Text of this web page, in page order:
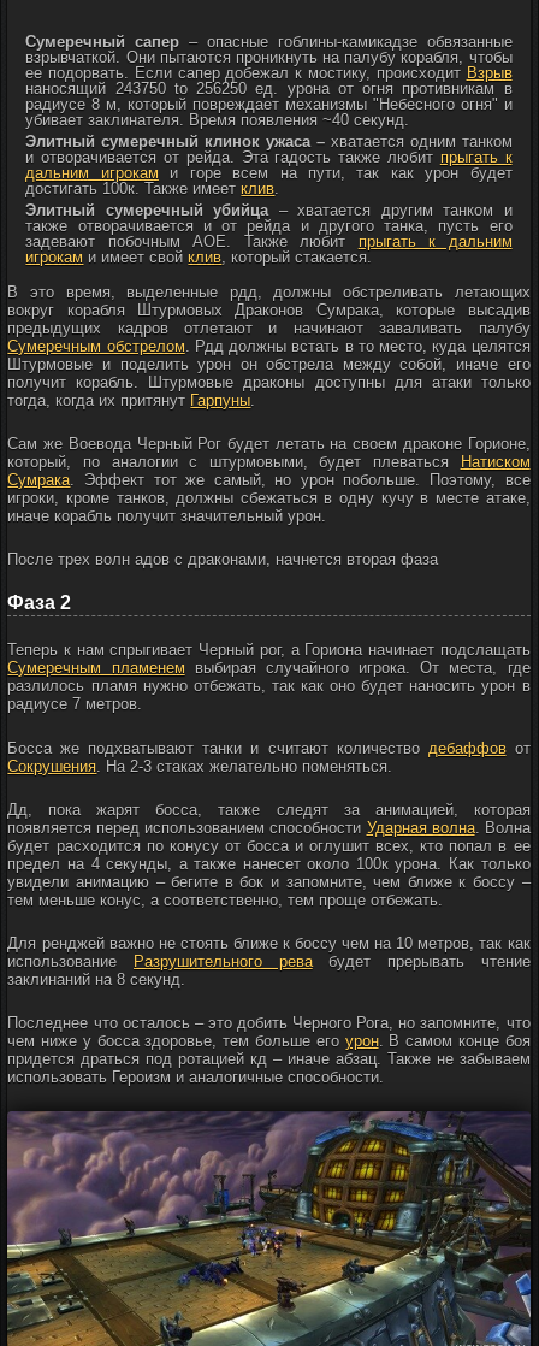
Сумеречный сапер – опасные гоблины-камикадзе обвязанные
взрывчаткой. Они пытаются проникнуть на палубу корабля, чтобы
ее подорвать. Если сапер добежал к мостику, происходит Взрыв
наносящий 243750 to 256250 ед. урона от огня противникам в
радиусе 8 м, который повреждает механизмы "Небесного огня" и
убивает заклинателя. Время появления ~40 секунд.
Элитный сумеречный клинок ужаса –хватается одним танком
и отворачивается от рейда. Эта гадость также любит прыгать к
дальним игрокам и горе всем на пути, так как урон будет
достигать 100к. Также имеетклив.
Элитный сумеречный убийца– хватается другим танком и
также отворачивается и от рейда и другого танка, пусть его
задевают побочным АОЕ. Также любит прыгать к дальним
игрокам и имеет свойклив, который стакается.
В это время, выделенные рдд, должны обстреливать летающих
вокруг корабля Штурмовых Драконов Сумрака, которые высадив
предыдущих кадров отлетают и начинают заваливать палубу
Сумеречным обстрелом. Рдд должны встать в то место, куда целятся
Штурмовые и поделить урон он обстрела между собой, иначе его
получит корабль. Штурмовые драконы доступны для атаки только
тогда, когда их притянут Гарпуны.
Сам же Воевода Черный Рог будет летать на своем драконе Горионе,
который, по аналогии с штурмовыми, будет плеваться
Натиском
Сумрака. Эффект тот же самый, но урон побольше. Поэтому, все
игроки, кроме танков, должны сбежаться в одну кучу в месте атаке,
иначе корабль получит значительный урон.
После трех волн адов с драконами, начнется вторая фаза
Фаза 2
Теперь к нам спрыгивает Черный рог, а Гориона начинает подслащать
Сумеречным пламенем выбирая случайного игрока. От места, где
разлилось пламя нужно отбежать, так как оно будет наносить урон в
радиусе 7 метров.
Босса же подхватывают танки и считают количество дебаффовот
Сокрушения . На 2-3 стаках желательно поменяться.
Дд, пока жарят босса, также следят за анимацией, которая
появляется перед использованием способности Ударная волна. Волна
будет расходится по конусу от босса и оглушит всех, кто попал в ее
предел на 4 секунды, а также нанесет около 100к урона. Как только
увидели анимацию – бегите в бок и запомните, чем ближе к боссу –
тем меньше конус, а соответственно, тем проще отбежать.
Для ренджей важно не стоять ближе к боссу чем на 10 метров, так как
использование
Разрушительного ревабудет прерывать чтение
заклинаний на 8 секунд.
Последнее что осталось – это добить Черного Рога, но запомните, что
чем ниже у босса здоровье, тем больше его урон. В самом конце боя
придется драться под ротацией кд – иначе абзац. Также не забываем
использовать Героизм и аналогичные способности.